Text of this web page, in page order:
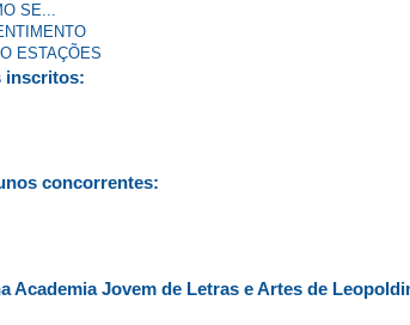
SE...
ESTAÇÕES
inscritos:
concorrentes:
Academia Jovem de Letras e Artes de